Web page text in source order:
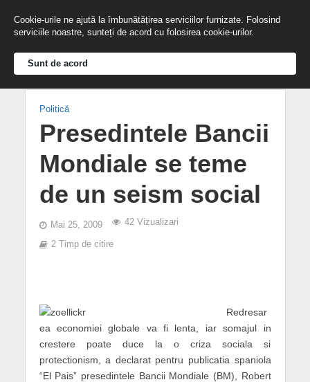
Politică
Presedintele Bancii
Mondiale se teme
de un seism social
Mai 25, 2009 42 Vizualizari
2 Timp de citire
Redresar
ea economiei globale va fi lenta, iar somajul in
crestere poate duce la o criza sociala si
protectionism, a declarat pentru publicatia spaniola
“El Pais” presedintele Bancii Mondiale (BM), Robert
Cookie-urile ne ajută la îmbunătățirea serviciilor furnizate. Folosind
serviciile noastre, sunteți de acord cu folosirea cookie-urilor.
Sunt de acord